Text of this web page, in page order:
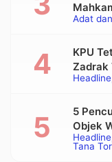
Adat
Alat
Headline
KPU
Zadrak
Bupati
Headline
Tana
5
Objek
Polisi